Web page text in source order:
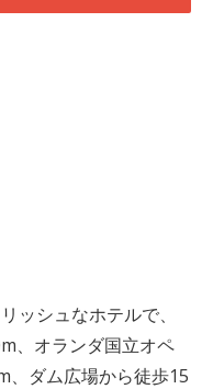
ッシュなホテルで、
、オランダ国立オペ
ダム広場から徒歩15